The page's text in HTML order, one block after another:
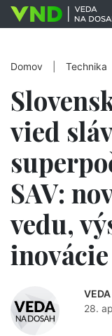
Domov Technika
vied
SAV:
vedu,
inovácie
28.